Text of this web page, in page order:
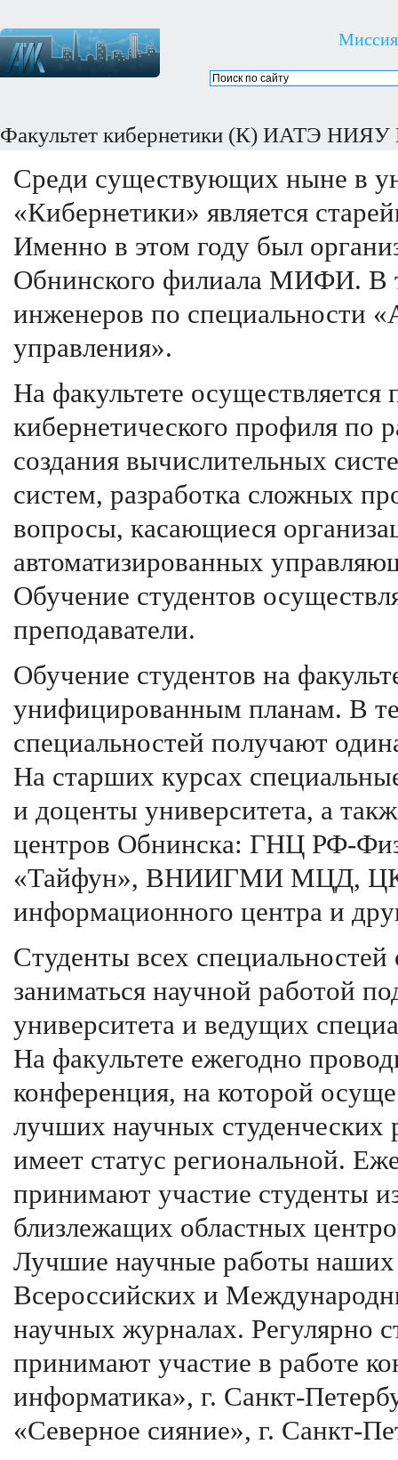
Миссия
Факультет кибернетики (К) ИАТЭ
Среди существующих ныне в
«Кибернетики» является
Именно в этом году был
Обнинского филиала МИФИ. В
инженеров по специальности
управления».
На факультете осуществляется
кибернетического профиля по
создания вычислительных
систем, разработка сложных
вопросы, касающиеся
автоматизированных
Обучение студентов
преподаватели.
Обучение студентов на
унифицированным планам. В
специальностей получают
На старших курсах
и доценты университета, а
центров Обнинска: ГНЦ РФ-
«Тайфун», ВНИИГМИ МЦД,
информационного центра и
Студенты всех
заниматься научной работой
университета и ведущих
На факультете ежегодно
конференция, на которой
лучших научных студенческих
имеет статус региональной.
принимают участие студенты
близлежащих областных
Лучшие научные работы наших
Всероссийских и
научных журналах. Регулярно
принимают участие в работе
информатика», г. Санкт-
«Северное сияние», г. Санкт-